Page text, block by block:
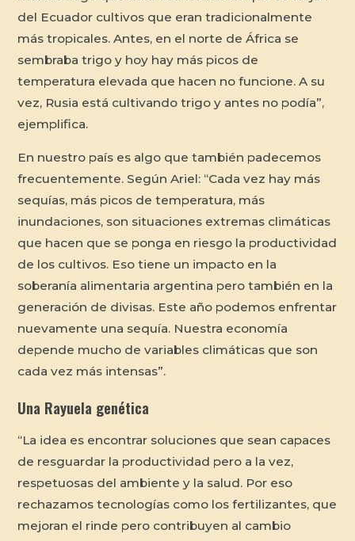
del Ecuador cultivos que eran tradicionalmente
más tropicales. Antes, en el norte de África se
sembraba trigo y hoy hay más picos de
temperatura elevada que hacen no funcione. A su
vez, Rusia está cultivando trigo y antes no podía”,
ejemplifica.
En nuestro país es algo que también padecemos
frecuentemente. Según Ariel: “Cada vez hay más
sequías, más picos de temperatura, más
inundaciones, son situaciones extremas climáticas
que hacen que se ponga en riesgo la productividad
de los cultivos. Eso tiene un impacto en la
soberanía alimentaria argentina pero también en la
generación de divisas. Este año podemos enfrentar
nuevamente una sequía. Nuestra economía
depende mucho de variables climáticas que son
cada vez más intensas”.
Una Rayuela genética
“La idea es encontrar soluciones que sean capaces
de resguardar la productividad pero a la vez,
respetuosas del ambiente y la salud. Por eso
rechazamos tecnologías como los fertilizantes, que
mejoran el rinde pero contribuyen al cambio